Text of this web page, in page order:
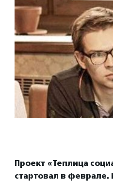
Проект «Теплица
стартовал в